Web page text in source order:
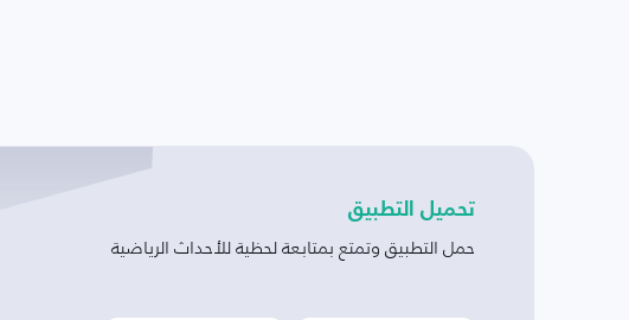
تحميل التطبيق
حمل التطبيق وتمتع بمتابعة لحظية للأحداث الرياضية